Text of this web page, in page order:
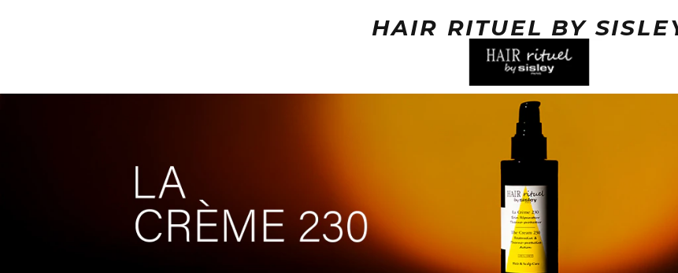
HAIR RITUEL BY